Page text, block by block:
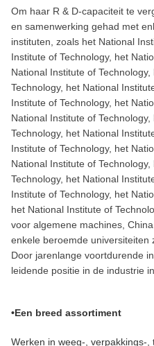
Om haar R & D-capaciteit te
en samenwerking gehad met
instituten, zoals het National
Institute of Technology, het
National Institute of
Technology, het National
Institute of Technology, het
National Institute of
Technology, het National
Institute of Technology, het
National Institute of
Technology, het National
Institute of Technology, het
het National Institute of
voor algemene machines,
enkele beroemde universiteiten
Door jarenlange voortdurende
leidende positie in de industrie
•Een breed assortiment
Werken in weeg-, verpakkings-